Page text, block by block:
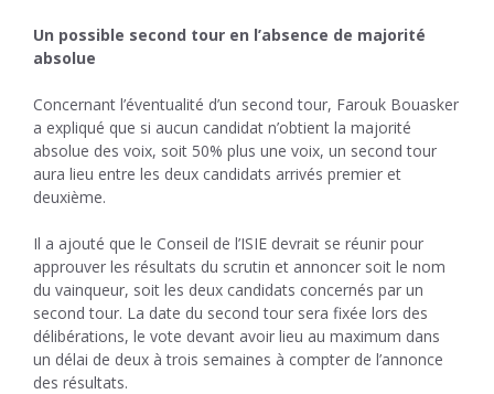
Un possible second tour en l’absence de majorité
absolue
Concernant l’éventualité d’un second tour, Farouk Bouasker
a expliqué que si aucun candidat n’obtient la majorité
absolue des voix, soit 50% plus une voix, un second tour
aura lieu entre les deux candidats arrivés premier et
deuxième.
Il a ajouté que le Conseil de l’ISIE devrait se réunir pour
approuver les résultats du scrutin et annoncer soit le nom
du vainqueur, soit les deux candidats concernés par un
second tour. La date du second tour sera fixée lors des
délibérations, le vote devant avoir lieu au maximum dans
un délai de deux à trois semaines à compter de l’annonce
des résultats.